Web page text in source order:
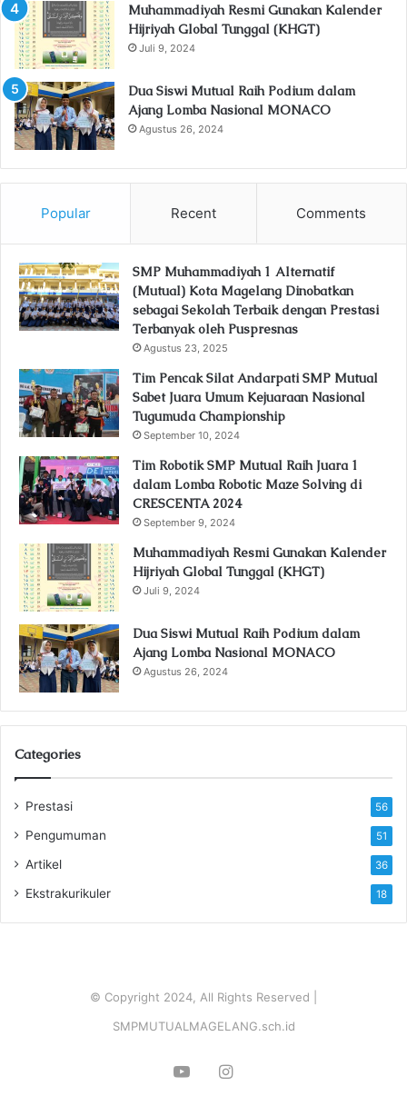
Muhammadiyah Resmi Gunakan Kalender
Hijriyah Global Tunggal (KHGT)
Juli 9, 2024
Dua Siswi Mutual Raih Podium dalam
Ajang Lomba Nasional MONACO
Agustus 26, 2024
Popular Recent Comments
SMP Muhammadiyah 1 Alternatif
(Mutual) Kota Magelang Dinobatkan
sebagai Sekolah Terbaik dengan Prestasi
Terbanyak oleh Puspresnas
Agustus 23, 2025
Tim Pencak Silat Andarpati SMP Mutual
Sabet Juara Umum Kejuaraan Nasional
Tugumuda Championship
September 10, 2024
Tim Robotik SMP Mutual Raih Juara 1
dalam Lomba Robotic Maze Solving di
CRESCENTA 2024
September 9, 2024
Muhammadiyah Resmi Gunakan Kalender
Hijriyah Global Tunggal (KHGT)
Juli 9, 2024
Dua Siswi Mutual Raih Podium dalam
Ajang Lomba Nasional MONACO
Agustus 26, 2024
Categories
Prestasi 56
Pengumuman 51
Artikel 36
Ekstrakurikuler 18
© Copyright 2024, All Rights Reserved |
SMPMUTUALMAGELANG.sch.id
YouTubeInstagram